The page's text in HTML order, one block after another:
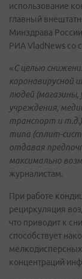
использование
главный
Минздрава
РИА VladNews со
«С целью
коронавирусной
людей
учреждения,
транспорт и т.д.)
типа (сплит-
отдавая
максимально
журналистам.
При работе
рециркуляция
что приводит к
способствует
концентраций